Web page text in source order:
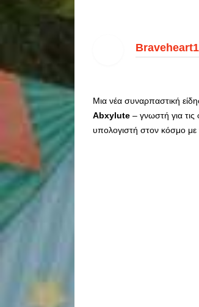
Μια νέα συναρπαστική
Abxylute – γνωστή για
υπολογιστή στον κόσμο με